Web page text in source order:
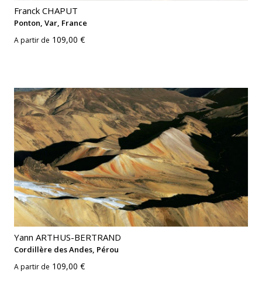
Franck CHAPUT
Ponton, Var, France
A partir de 109,00 €
Yann ARTHUS-BERTRAND
Cordillère des Andes, Pérou
A partir de 109,00 €